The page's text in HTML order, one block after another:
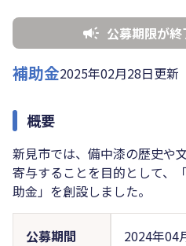
公募期限が
補助金2025年02月28日更新
概要
新見市では、備中漆の歴史や
寄与することを目的として、
助金」を創設しました。
公募期間 2024年04